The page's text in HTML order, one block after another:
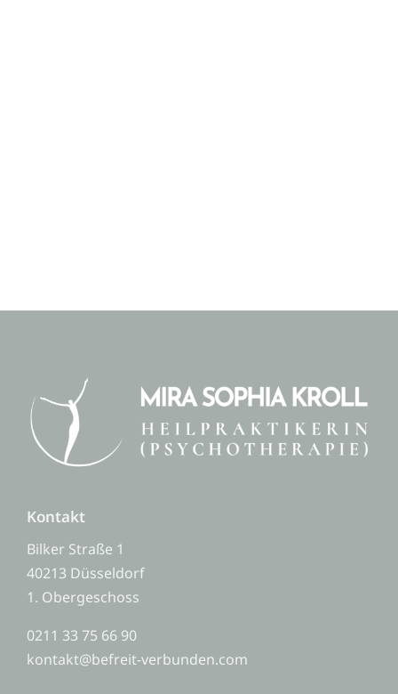
Kontakt
Bilker Straße 1
40213 Düsseldorf
1. Obergeschoss
0211 33 75 66 90
kontakt@befreit-verbunden.com